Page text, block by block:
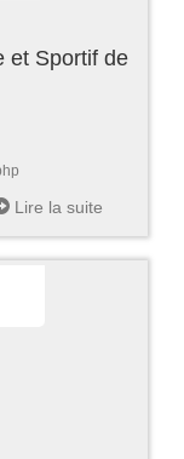
et Sportif de
Lire la suite